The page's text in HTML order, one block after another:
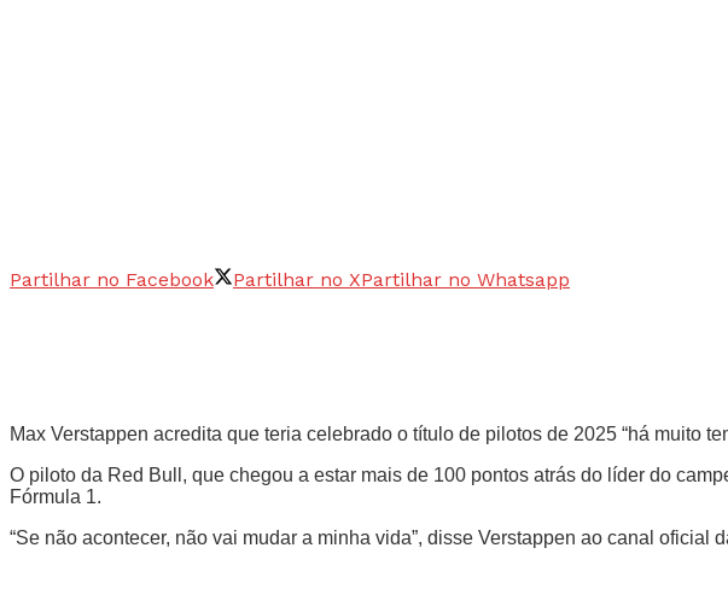
Partilhar no Facebook Partilhar no XPartilhar no Whatsapp
Max Verstappen acredita que teria celebrado o título de pilotos de 2025 “há muito
O piloto da Red Bull, que chegou a estar mais de 100 pontos atrás do líder do
Fórmula 1.
“Se não acontecer, não vai mudar a minha vida”, disse Verstappen ao canal